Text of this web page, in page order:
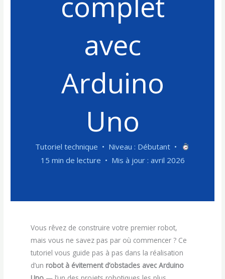
avec
Arduino
Uno
Tutoriel technique • Niveau : Débutant •
15 min de lecture • Mis à jour : avril 2026
Vous rêvez de construire votre premier robot,
mais vous ne savez pas par où commencer ? Ce
tutoriel vous guide pas à pas dans la réalisation
d’un robot à évitement d’obstacles avec Arduino